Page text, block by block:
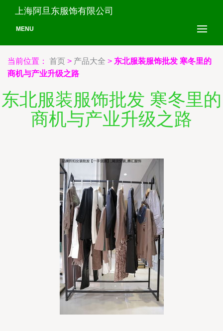
上海阿旦东服饰有限公司
MENU
当前位置： 首页 > 产品大全 > 东北服装服饰批发 寒冬里的
商机与产业升级之路
东北服装服饰批发 寒冬里的
商机与产业升级之路